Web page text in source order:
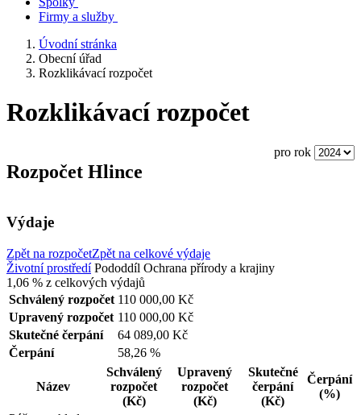
Firmy a služby
Úvodní stránka
Obecní úřad
Rozklikávací rozpočet
Rozklikávací rozpočet
pro rok
Rozpočet Hlince
Výdaje
Zpět na rozpočetZpět na celkové výdaje
Životní prostředí Pododdíl Ochrana přírody a krajiny
1,06 % z celkových výdajů
Schválený rozpočet 110 000,00 Kč
Upravený rozpočet 110 000,00 Kč
Skutečné čerpání
64 089,00 Kč
Čerpání
58,26 %
Název
Schválený
rozpočet
(Kč)
Upravený
rozpočet
(Kč)
Skutečné
čerpání
(Kč)
Čerpání
(%)